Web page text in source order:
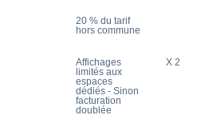
20 % du tarif
hors commune
Affichages
limités aux
espaces
dédiés - Sinon
facturation
doublée
X 2